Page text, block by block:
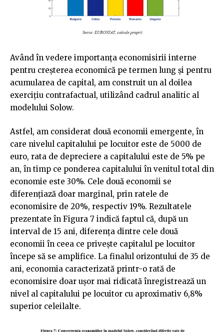
Având în vedere importanța economisirii interne
pentru creșterea economică pe termen lung și pentru
acumularea de capital, am construit un al doilea
exercițiu contrafactual, utilizând cadrul analitic al
modelului Solow.
Astfel, am considerat două economii emergente, în
care nivelul capitalului pe locuitor este de 5000 de
euro, rata de depreciere a capitalului este de 5% pe
an, în timp ce ponderea capitalului în venitul total din
economie este 30%. Cele două economii se
diferențiază doar marginal, prin ratele de
economisire de 20%, respectiv 19%. Rezultatele
prezentate în Figura 7 indică faptul că, după un
interval de 15 ani, diferența dintre cele două
economii în ceea ce privește capitalul pe locuitor
începe să se amplifice. La finalul orizontului de 35 de
ani, economia caracterizată printr-o rată de
economisire doar ușor mai ridicată înregistrează un
nivel al capitalului pe locuitor cu aproximativ 6,8%
superior celeilalte.